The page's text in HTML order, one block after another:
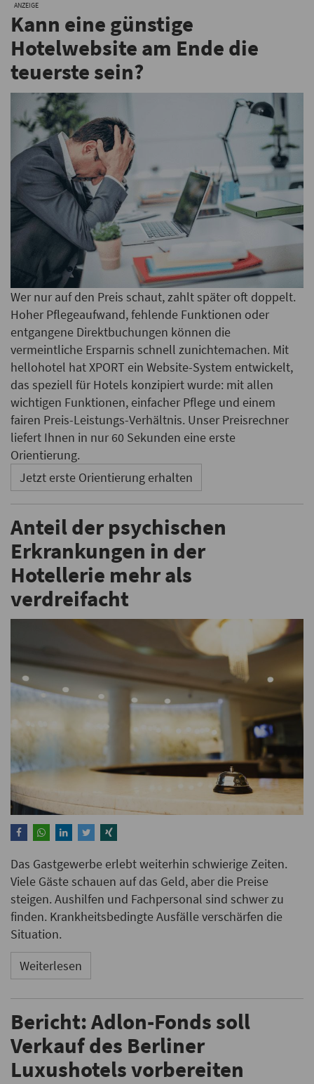
ANZEIGE
Kann eine günstige
Hotelwebsite am Ende die
teuerste sein?
Wer nur auf den Preis schaut, zahlt später oft doppelt.
Hoher Pflegeaufwand, fehlende Funktionen oder
entgangene Direktbuchungen können die
vermeintliche Ersparnis schnell zunichtemachen. Mit
hellohotel hat XPORT ein Website-System entwickelt,
das speziell für Hotels konzipiert wurde: mit allen
wichtigen Funktionen, einfacher Pflege und einem
fairen Preis-Leistungs-Verhältnis. Unser Preisrechner
liefert Ihnen in nur 60 Sekunden eine erste
Orientierung.
Jetzt erste Orientierung erhalten
Anteil der psychischen
Erkrankungen in der
Hotellerie mehr als
verdreifacht
Das Gastgewerbe erlebt weiterhin schwierige Zeiten.
Viele Gäste schauen auf das Geld, aber die Preise
steigen. Aushilfen und Fachpersonal sind schwer zu
finden. Krankheitsbedingte Ausfälle verschärfen die
Situation.
Weiterlesen
Bericht: Adlon-Fonds soll
Verkauf des Berliner
Luxushotels vorbereiten